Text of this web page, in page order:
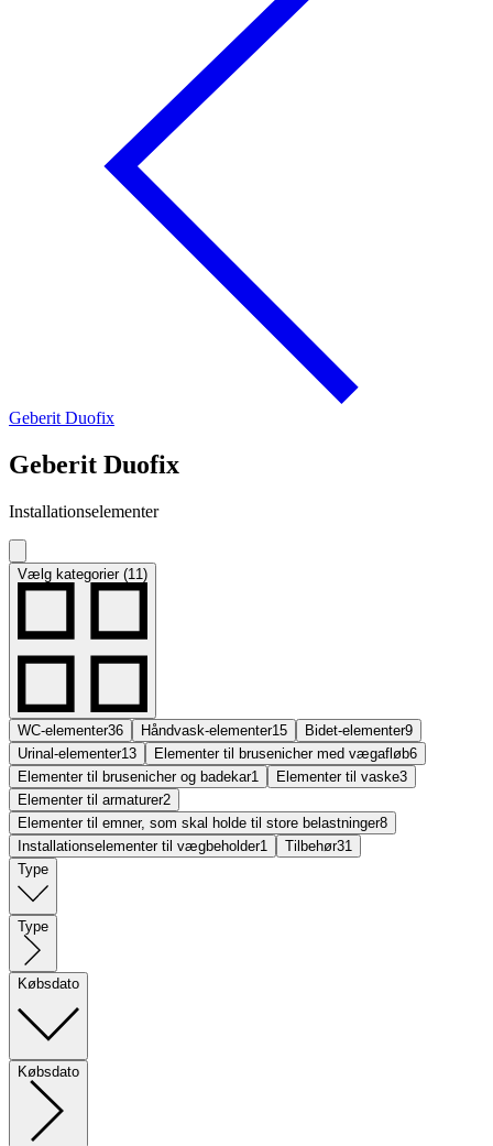
Geberit Duofix
Geberit Duofix
Installationselementer
Vælg kategorier (11)
WC-elementer36 Håndvask-elementer15 Bidet-elementer9
Urinal-elementer13 Elementer til brusenicher med vægafløb6
Elementer til brusenicher og badekar1 Elementer til vaske3
Elementer til armaturer2
Elementer til emner, som skal holde til store belastninger8
Installationselementer til vægbeholder1 Tilbehør31
Type
Type
Købsdato
Købsdato